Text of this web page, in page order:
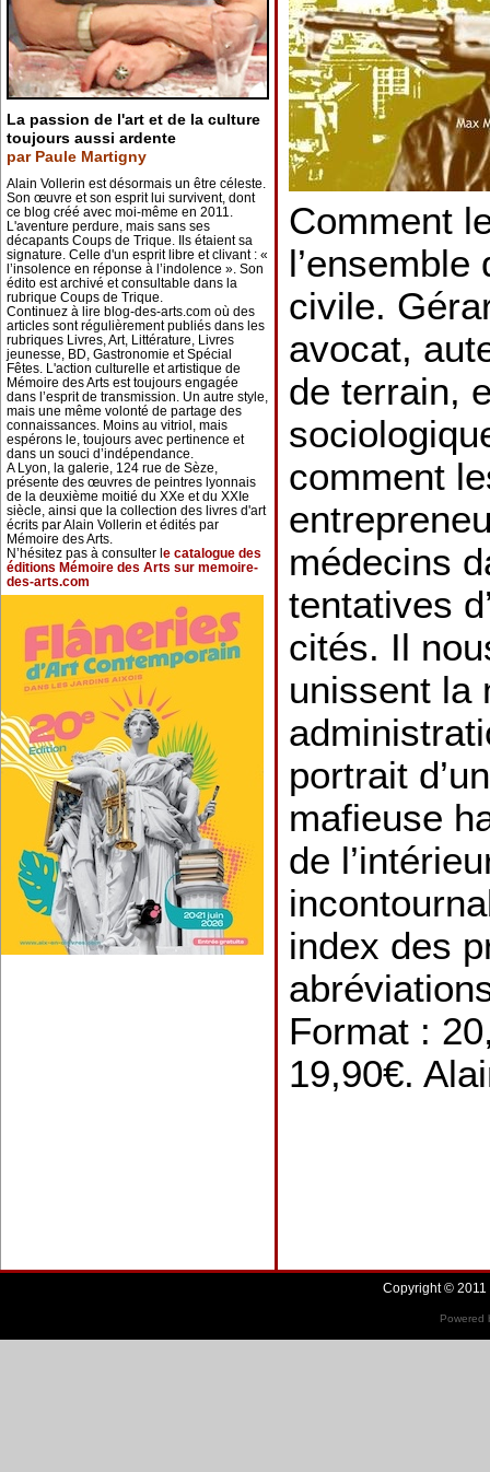
La passion de l'art et de la culture
toujours aussi ardente
par Paule Martigny
Alain Vollerin est désormais un être céleste.
Son œuvre et son esprit lui survivent, dont
ce blog créé avec moi-même en 2011.
L'aventure perdure, mais sans ses
décapants Coups de Trique. Ils étaient sa
signature. Celle d'un esprit libre et clivant : «
l’insolence en réponse à l’indolence ». Son
édito est archivé et consultable dans la
rubrique Coups de Trique.
Continuez à lire blog-des-arts.com où des
articles sont régulièrement publiés dans les
rubriques Livres, Art, Littérature, Livres
jeunesse, BD, Gastronomie et Spécial
Fêtes. L'action culturelle et artistique de
Mémoire des Arts est toujours engagée
dans l’esprit de transmission. Un autre style,
mais une même volonté de partage des
connaissances. Moins au vitriol, mais
espérons le, toujours avec pertinence et
dans un souci d’indépendance.
A Lyon, la galerie, 124 rue de Sèze,
présente des œuvres de peintres lyonnais
de la deuxième moitié du XXe et du XXIe
siècle, ainsi que la collection des livres d'art
écrits par Alain Vollerin et édités par
Mémoire des Arts.
N’hésitez pas à consulter l e catalogue des
éditions Mémoire des Arts sur memoire-
des-arts.com
Comment
civile.
avocat,
de terrain,
comment
médecins
tentatives
cités. Il
unissent la
portrait
mafieuse
de
index des
Format :
19,90€.
Copyright © 2011
Powered